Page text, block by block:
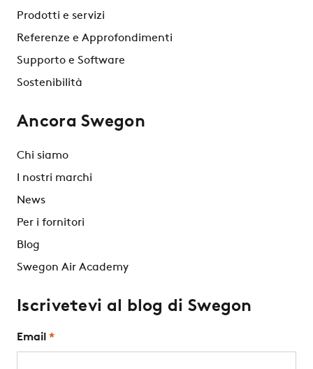
Prodotti e servizi
Referenze e Approfondimenti
Supporto e Software
Sostenibilità
Ancora Swegon
Chi siamo
I nostri marchi
News
Per i fornitori
Blog
Swegon Air Academy
Iscrivetevi al blog di Swegon
Email *